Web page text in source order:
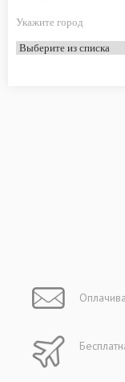
Укажите город